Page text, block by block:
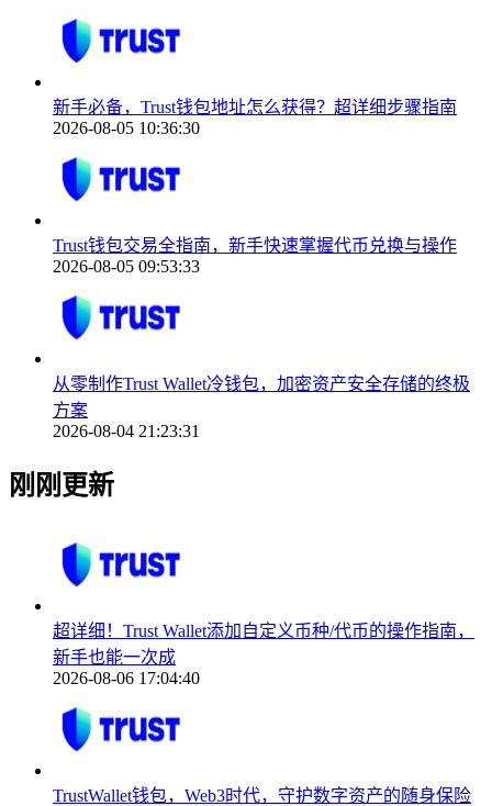
新手必备，Trust钱包地址怎么获得？超详细步骤指南
2026-08-05 10:36:30
Trust钱包交易全指南，新手快速掌握代币兑换与操作
2026-08-05 09:53:33
从零制作Trust Wallet冷钱包，加密资产安全存储的终极
方案
2026-08-04 21:23:31
刚刚更新
超详细！Trust Wallet添加自定义币种/代币的操作指南，
新手也能一次成
2026-08-06 17:04:40
TrustWallet钱包，Web3时代，守护数字资产的随身保险